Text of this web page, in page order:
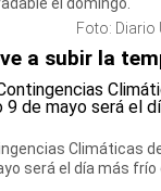
Foto: Diario
a subir la
Climáticas
será el día más frío